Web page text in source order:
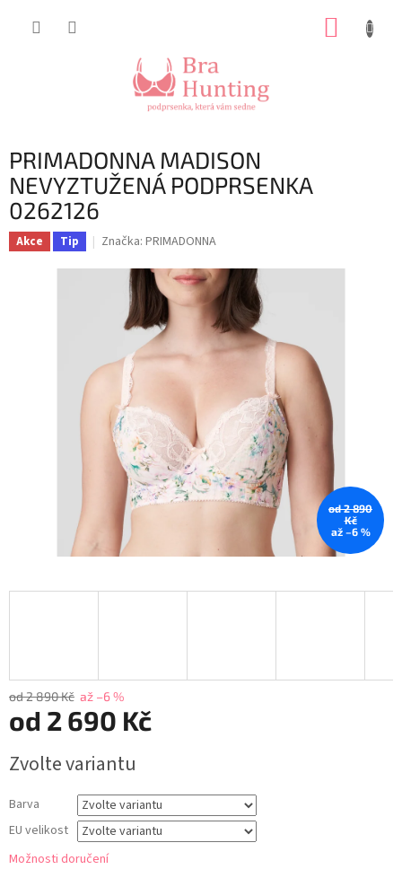
PRIMADONNA MADISON
NEVYZTUŽENÁ PODPRSENKA
0262126
Akce Tip Značka: PRIMADONNA
od 2 890
Kč
až –6 %
od 2 890 Kč až –6 %
od 2 690 Kč
cena:
Zvolte variantu
Barva
EU velikost
Možnosti doručení